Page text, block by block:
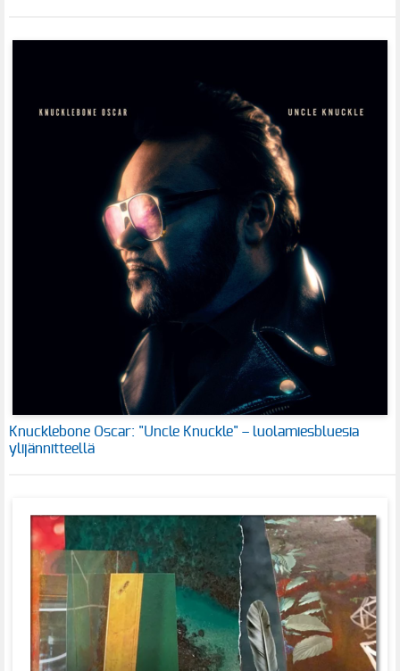
Knucklebone Oscar: "Uncle Knuckle" – luolamiesbluesia
ylijännitteellä